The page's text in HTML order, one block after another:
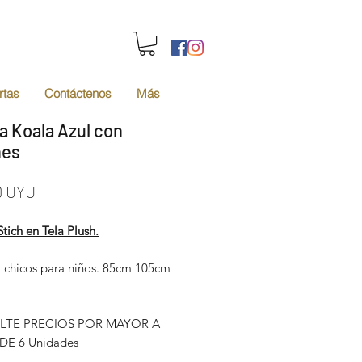
Contáctenos Más
Koala Azul con
UYU
en Tela Plush.
chicos para niños. 85cm 105cm
PRECIOS POR MAYOR A
6 Unidades